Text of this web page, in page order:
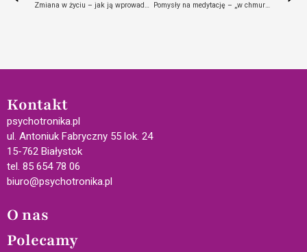
Zmiana w życiu – jak ją wprowadzić i zaakceptować? Pomysły na medytację – „w chmurach”, „dymną” i z kamieniami
Kontakt
psychotronika.pl
ul. Antoniuk Fabryczny 55 lok. 24
15-762 Białystok
tel. 85 654 78 06
biuro@psychotronika.pl
O nas
Polecamy